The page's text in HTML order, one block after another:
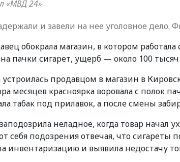
«МВД 24»
и завели на нее уголовное дело.
обокрала магазин, в котором
пачки сигарет, ущерб — около 100
продавцом в магазин в
месяцев красноярка воровала с полок
табак под прилавок, а после смены
неладное, когда товар начал
себя подозрения отвечая, что сигареты
инвентаризацию и выявила недостачу